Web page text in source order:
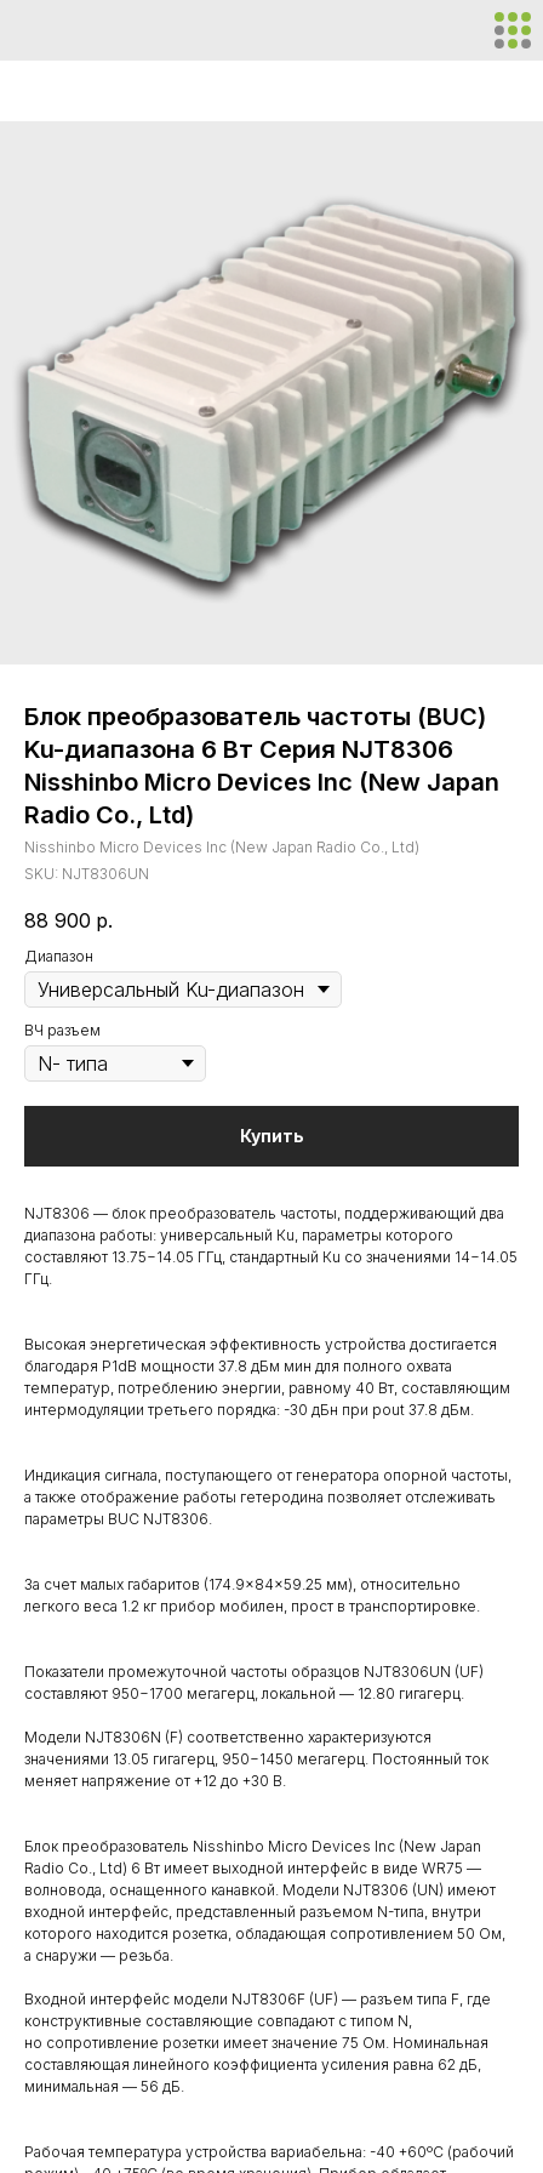
Блок преобразователь частоты (BUC)
Ku-диапазона 6 Вт Серия NJT8306
Nisshinbo Micro Devices Inc (New Japan
Radio Co., Ltd)
Nisshinbo Micro Devices Inc (New Japan Radio Co., Ltd)
SKU: NJT8306UN
88 900 р.
Диапазон
ВЧ разъем
Купить
NJT8306 — блок преобразователь частоты, поддерживающий два
диапазона работы: универсальный Кu, параметры которого
составляют 13.75−14.05 ГГц, стандартный Кu со значениями 14−14.05
ГГц.
Высокая энергетическая эффективность устройства достигается
благодаря P1dB мощности 37.8 дБм мин для полного охвата
температур, потреблению энергии, равному 40 Вт, составляющим
интермодуляции третьего порядка: -30 дБн при рout 37.8 дБм.
Индикация сигнала, поступающего от генератора опорной частоты,
а также отображение работы гетеродина позволяет отслеживать
параметры BUC NJT8306.
За счет малых габаритов (174.9×84×59.25 мм), относительно
легкого веса 1.2 кг прибор мобилен, прост в транспортировке.
Показатели промежуточной частоты образцов NJT8306UN (UF)
составляют 950−1700 мегагерц, локальной — 12.80 гигагерц.
Модели NJT8306N (F) соответственно характеризуются
значениями 13.05 гигагерц, 950−1450 мегагерц. Постоянный ток
меняет напряжение от +12 до +30 В.
Блок преобразователь Nisshinbo Micro Devices Inc (New Japan
Radio Co., Ltd) 6 Вт имеет выходной интерфейс в виде WR75 —
волновода, оснащенного канавкой. Модели NJT8306 (UN) имеют
входной интерфейс, представленный разъемом N-типа, внутри
которого находится розетка, обладающая сопротивлением 50 Ом,
а снаружи — резьба.
Входной интерфейс модели NJT8306F (UF) — разъем типа F, где
конструктивные составляющие совпадают с типом N,
но сопротивление розетки имеет значение 75 Ом. Номинальная
составляющая линейного коэффициента усиления равна 62 дБ,
минимальная — 56 дБ.
Рабочая температура устройства вариабельна: -40 +60ºС (рабочий